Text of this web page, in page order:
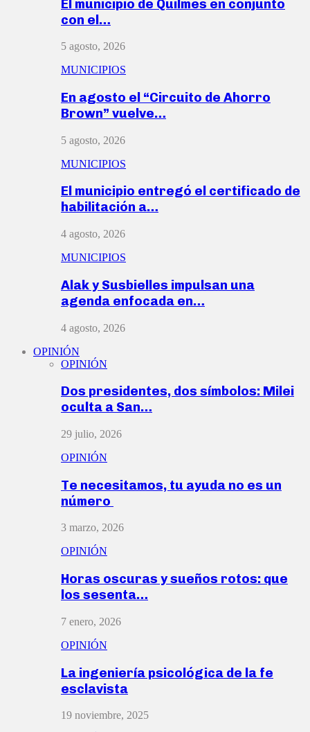
El municipio de Quilmes en conjunto
con el…
5 agosto, 2026
MUNICIPIOS
En agosto el “Circuito de Ahorro
Brown” vuelve…
5 agosto, 2026
MUNICIPIOS
El municipio entregó el certificado de
habilitación a…
4 agosto, 2026
MUNICIPIOS
Alak y Susbielles impulsan una
agenda enfocada en…
4 agosto, 2026
OPINIÓN
OPINIÓN
Dos presidentes, dos símbolos: Milei
oculta a San…
29 julio, 2026
OPINIÓN
Te necesitamos, tu ayuda no es un
número
3 marzo, 2026
OPINIÓN
Horas oscuras y sueños rotos: que
los sesenta…
7 enero, 2026
OPINIÓN
La ingeniería psicológica de la fe
esclavista
19 noviembre, 2025